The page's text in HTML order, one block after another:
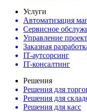
Услуги
Автоматизация
Сервисное
Управление
Заказная
IT-аутсорсинг
IT-консалтинг
Решения
Решения для
Решения для
Решения для касс